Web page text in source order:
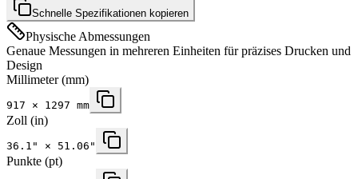
Schnelle Spezifikationen kopieren
Physische Abmessungen
Genaue Messungen in mehreren Einheiten für präzises Drucken und
Design
Millimeter(mm)
917 × 1297 mm
Zoll (in)
36.1 " × 51.06 "
Punkte (pt)